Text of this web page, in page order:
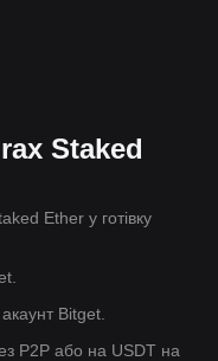
Staked
Ether у готівку
Bitget.
P2P або на USDT на